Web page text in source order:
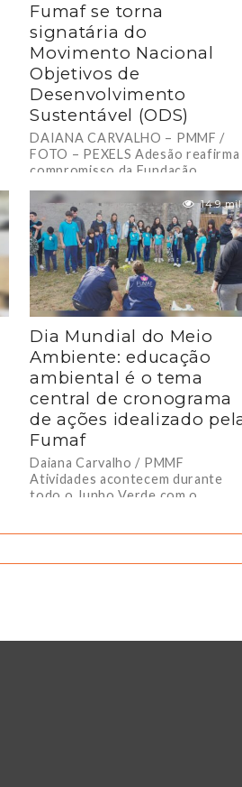
Fumaf se torna
signatária do
Movimento Nacional
Objetivos de
Desenvolvimento
Sustentável (ODS)
DAIANA CARVALHO – PMMF /
FOTO – PEXELS Adesão reafirma
compromisso da Fundação
fumacense com a promoção de...
14.9 mil
Dia Mundial do Meio
Ambiente: educação
ambiental é o tema
central de cronograma
de ações idealizado
Fumaf
Daiana Carvalho / PMMF
Atividades acontecem durante
todo o Junho Verde com o